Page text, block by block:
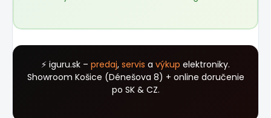
⚡ iguru.sk – predaj, servis a výkup elektroniky.
Showroom Košice (Dénešova 8) + online doručenie
po SK & CZ.